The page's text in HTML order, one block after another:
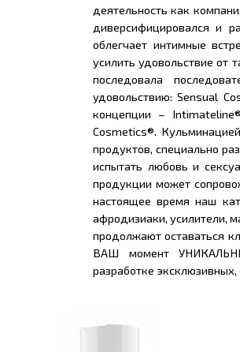
деятельность как
диверсифицировался и
облегчает интимные
усилить удовольствие от
последовала
удовольствию: Sensual
концепции –
Cosmetics®.
продуктов, специально
испытать любовь и
продукции может
настоящее время наш
афродизиаки, усилители,
продолжают оставаться
ВАШ момент
разработке